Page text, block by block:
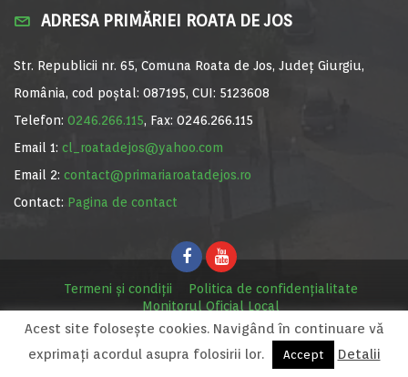
ADRESA PRIMĂRIEI ROATA DE JOS
Str. Republicii nr. 65, Comuna Roata de Jos, Județ Giurgiu,
România, cod poștal: 087195, CUI: 5123608
Telefon: 0246.266.115, Fax: 0246.266.115
Email 1: cl_roatadejos@yahoo.com
Email 2: contact@primariaroatadejos.ro
Contact: Pagina de contact
Termeni și condiții
Politica de confidențialitate
Monitorul Oficial Local
© Primăria Roata de Jos, 2020. Site realizat de MediaDigi.ro
Acest site foloseşte cookies. Navigând în continuare vă
exprimaţi acordul asupra folosirii lor.
Accept Detalii